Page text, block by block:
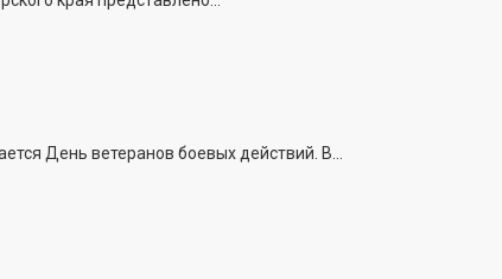
День ветеранов боевых действий. В...